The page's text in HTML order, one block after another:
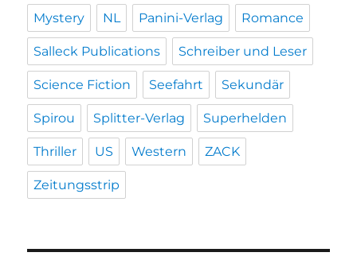
Mystery NL Panini-Verlag Romance
Salleck Publications Schreiber und Leser
Science Fiction Seefahrt Sekundär
Spirou Splitter-Verlag Superhelden
Thriller US Western ZACK
Zeitungsstrip